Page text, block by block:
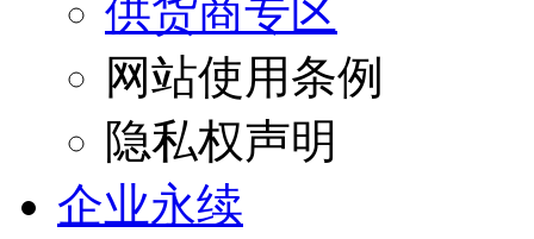
供货商专区
网站使用条例
隐私权声明
企业永续